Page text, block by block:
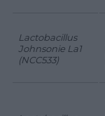
Lactobacillus
Johnsonie La1
(NCC533)